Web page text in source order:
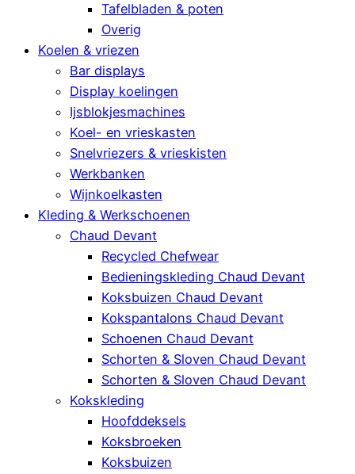
Tafelbladen & poten
Overig
Koelen & vriezen
Bar displays
Display koelingen
Ijsblokjesmachines
Koel- en vrieskasten
Snelvriezers & vrieskisten
Werkbanken
Wijnkoelkasten
Kleding & Werkschoenen
Chaud Devant
Recycled Chefwear
Bedieningskleding Chaud Devant
Koksbuizen Chaud Devant
Kokspantalons Chaud Devant
Schoenen Chaud Devant
Schorten & Sloven Chaud Devant
Schorten & Sloven Chaud Devant
Kokskleding
Hoofddeksels
Koksbroeken
Koksbuizen